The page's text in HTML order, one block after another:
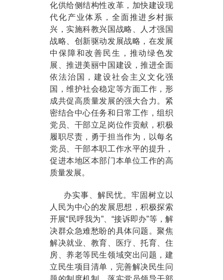
化供给侧结构性改革，加快建设现
代化产业体系，全面推进乡村振
兴，实施科教兴国战略、人才强国
战略、创新驱动发展战略，在发展
中保障和改善民生，推动绿色发
展、推进美丽中国建设，推进全面
依法治国，建设社会主义文化强
国，维护社会稳定等方面工作，形
成共促高质量发展的强大合力。紧
密结合中心任务和日常工作，组织
党员、干部立足岗位作贡献，积极
履职尽责，勇于担当作为，以每名
党员、干部本职工作水平的提升，
促进本地区本部门本单位工作的高
质量发展。
办实事、解民忧。牢固树立以
人民为中心的发展思想，积极探索
开展“民呼我为”、“接诉即办”等，解
决群众急难愁盼的具体问题。聚焦
解决就业、教育、医疗、托育、住
房、养老等民生领域突出问题，建
立民生项目清单，完善解决民生问